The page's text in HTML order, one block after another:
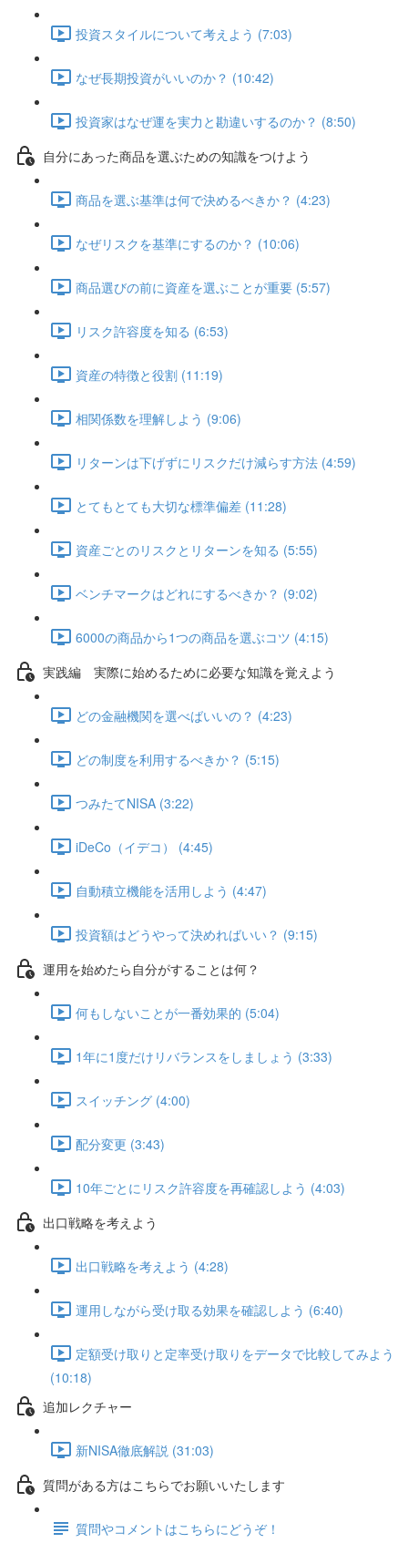
投資スタイルについて考えよう (7:03)
なぜ長期投資がいいのか？ (10:42)
投資家はなぜ運を実力と勘違いするのか？ (8:50)
自分にあった商品を選ぶための知識をつけよう
商品を選ぶ基準は何で決めるべきか？ (4:23)
なぜリスクを基準にするのか？ (10:06)
商品選びの前に資産を選ぶことが重要 (5:57)
リスク許容度を知る (6:53)
資産の特徴と役割 (11:19)
相関係数を理解しよう (9:06)
リターンは下げずにリスクだけ減らす方法 (4:59)
とてもとても大切な標準偏差 (11:28)
資産ごとのリスクとリターンを知る (5:55)
ベンチマークはどれにするべきか？ (9:02)
6000の商品から1つの商品を選ぶコツ (4:15)
実践編 実際に始めるために必要な知識を覚えよう
どの金融機関を選べばいいの？ (4:23)
どの制度を利用するべきか？ (5:15)
つみたてNISA (3:22)
iDeCo（イデコ） (4:45)
自動積立機能を活用しよう (4:47)
投資額はどうやって決めればいい？ (9:15)
運用を始めたら自分がすることは何？
何もしないことが一番効果的 (5:04)
1年に1度だけリバランスをしましょう (3:33)
スイッチング (4:00)
配分変更 (3:43)
10年ごとにリスク許容度を再確認しよう (4:03)
出口戦略を考えよう
出口戦略を考えよう (4:28)
運用しながら受け取る効果を確認しよう (6:40)
定額受け取りと定率受け取りをデータで比較してみよう
(10:18)
追加レクチャー
新NISA徹底解説 (31:03)
質問がある方はこちらでお願いいたします
質問やコメントはこちらにどうぞ！